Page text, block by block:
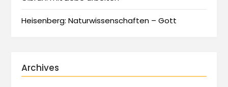
Heisenberg: Naturwissenschaften – Gott
Archives